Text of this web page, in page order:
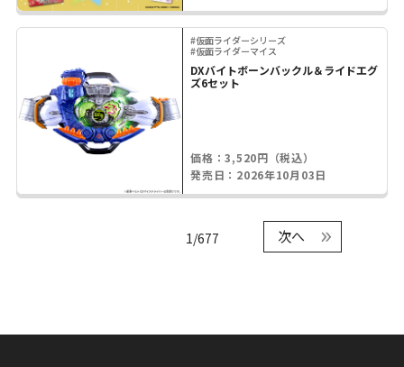
#仮面ライダーシリーズ
#仮面ライダーマイス
DXバイトボーンバックル＆ライドエグ
ズ6セット
価格：3,520円（税込）
発売日：2026年10月03日
1/677 次へ